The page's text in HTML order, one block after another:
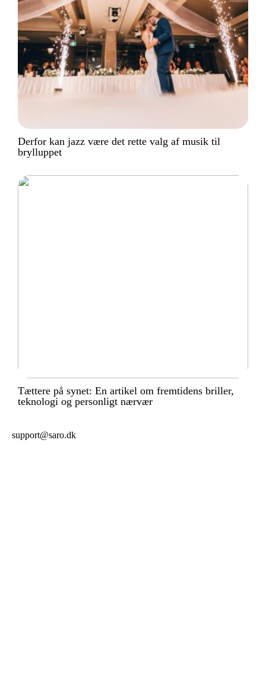
Derfor kan jazz være det rette valg af musik til
brylluppet
Tættere på synet: En artikel om fremtidens briller,
teknologi og personligt nærvær
support@saro.dk